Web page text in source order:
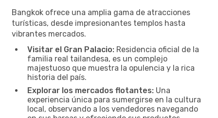
Bangkok ofrece una amplia gama de atracciones
turísticas, desde impresionantes templos hasta
vibrantes mercados.
Visitar el Gran Palacio: Residencia oficial de la
familia real tailandesa, es un complejo
majestuoso que muestra la opulencia y la rica
historia del país.
Explorar los mercados flotantes: Una
experiencia única para sumergirse en la cultura
local, observando a los vendedores navegando